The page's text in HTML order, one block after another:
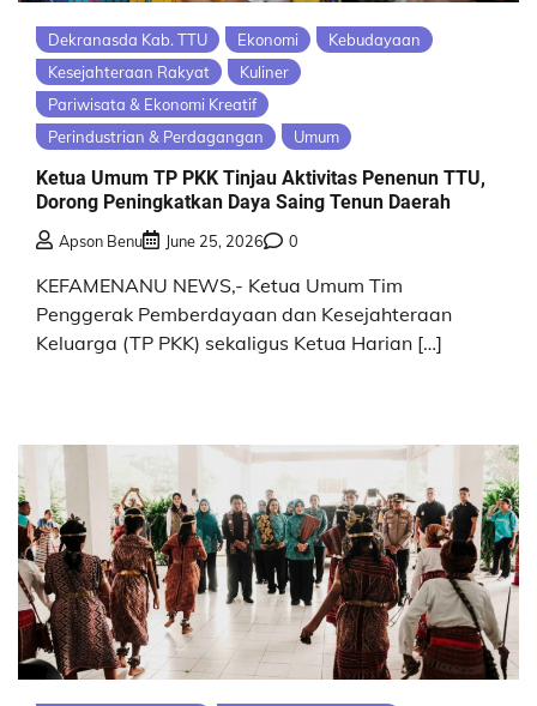
Dekranasda Kab. TTU Ekonomi
Kebudayaan
Kesejahteraan Rakyat
Kuliner
Pariwisata & Ekonomi Kreatif
Perindustrian & Perdagangan
Umum
Ketua Umum TP PKK Tinjau Aktivitas Penenun TTU,
Dorong Peningkatkan Daya Saing Tenun Daerah
Apson Benu June 25, 2026 0
KEFAMENANU NEWS,- Ketua Umum Tim
Penggerak Pemberdayaan dan Kesejahteraan
Keluarga (TP PKK) sekaligus Ketua Harian […]